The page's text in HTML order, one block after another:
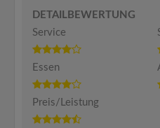
DETAILBEWERTUNG
Service
Essen
Preis/Leistung